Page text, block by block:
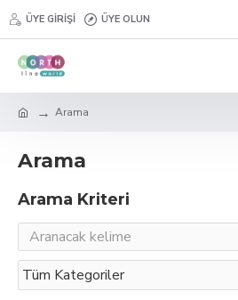
ÜYE GIRIŞI ÜYE OLUN
Arama
Arama
Arama Kriteri